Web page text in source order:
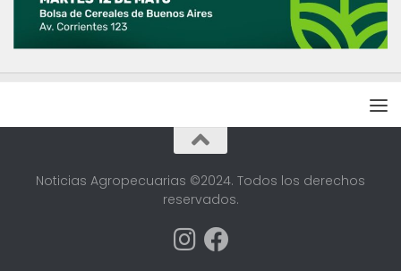
Noticias Agropecuarias ©2024. Todos los derechos
reservados.